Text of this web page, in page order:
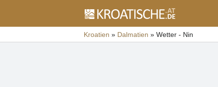
Kroatien » Dalmatien » Wetter - Nin